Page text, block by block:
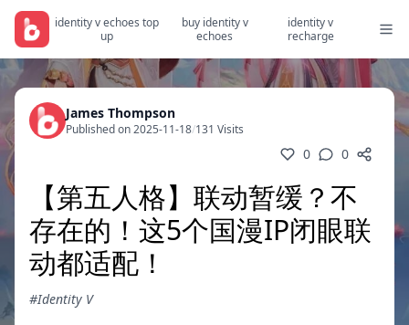
identity v echoes top
up
buy identity v
echoes
identity v
recharge
James Thompson
Published on 2025-11-18/131 Visits
0 0
【第五人格】联动暂缓？不
存在的！这5个国漫IP闭眼联
动都适配！
#Identity V